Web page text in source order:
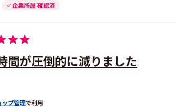
企業所属 確認済
間が圧倒的に減りました
ップ管理で利用